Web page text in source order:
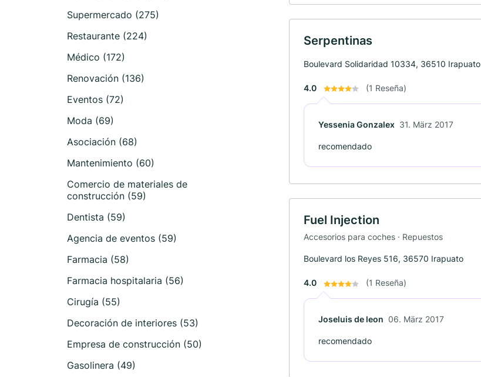
Supermercado (275)
Restaurante (224)
Médico (172)
Renovación (136)
Eventos (72)
Moda (69)
Asociación (68)
Mantenimiento (60)
Comercio de materiales de
construcción (59)
Dentista (59)
Agencia de eventos (59)
Farmacia (58)
Farmacia hospitalaria (56)
Cirugía (55)
Decoración de interiores (53)
Empresa de construcción (50)
Gasolinera (49)
Serpentinas
Boulevard Solidaridad 10334, 36510 Irapuato
4.0 (1 Reseña)
Yessenia Gonzalex 31. März 2017
recomendado
Fuel Injection
Accesorios para coches · Repuestos
Boulevard los Reyes 516, 36570 Irapuato
4.0 (1 Reseña)
Joseluis de leon 06. März 2017
recomendado